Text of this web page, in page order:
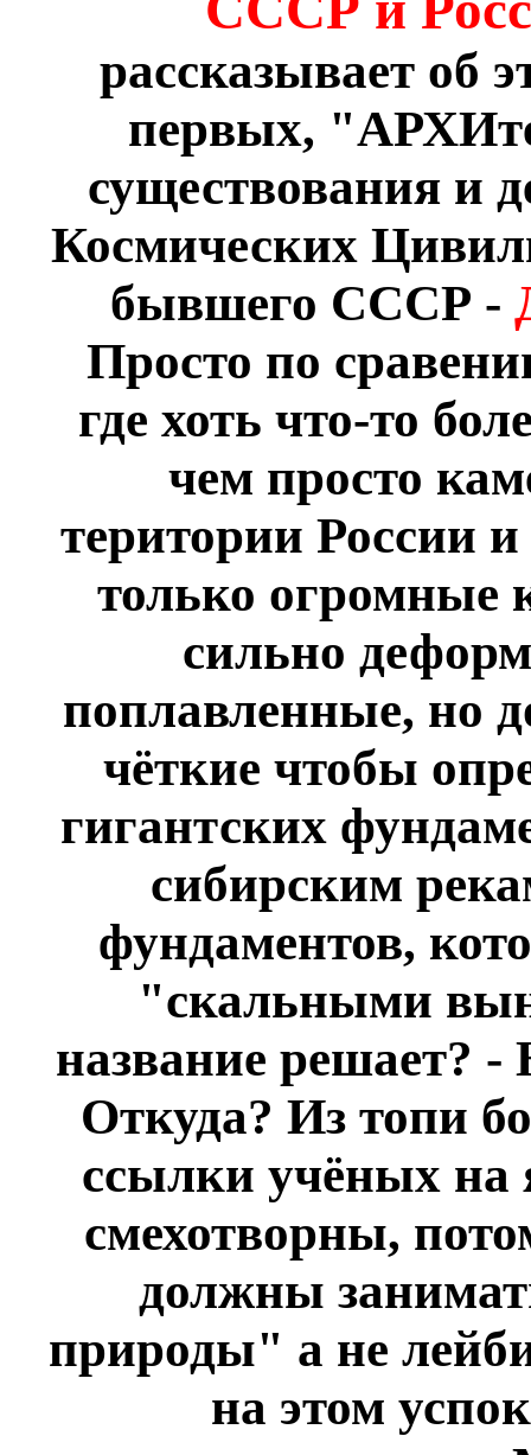
рассказывает об
первых,
существования
Космических
бывшего СССР -
Просто по
где хоть что-то
чем просто
територии России
только огромные
сильно
поплавленные, но
чёткие чтобы
гигантских
сибирским
фундаментов,
"скальными
название решает?
Откуда? Из топи
ссылки учёных
смехотворны,
должны
природы" а не
на этом